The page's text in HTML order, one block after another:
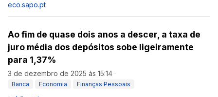
eco.sapo.pt
Ao fim de quase dois anos a descer, a taxa de
juro média dos depósitos sobe ligeiramente
para 1,37%
3 de dezembro de 2025 às 15:14 ·
Banca Economia Finanças Pessoais